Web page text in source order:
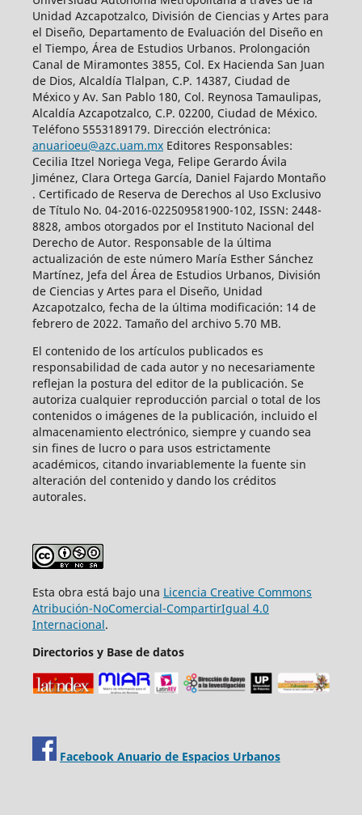
Unidad Azcapotzalco, División de Ciencias y Artes para
el Diseño, Departamento de Evaluación del Diseño en
el Tiempo, Área de Estudios Urbanos. Prolongación
Canal de Miramontes 3855, Col. Ex Hacienda San Juan
de Dios, Alcaldía Tlalpan, C.P. 14387, Ciudad de
México y Av. San Pablo 180, Col. Reynosa Tamaulipas,
Alcaldía Azcapotzalco, C.P. 02200, Ciudad de México.
Teléfono 5553189179. Dirección electrónica:
anuarioeu@azc.uam.mxEditores Responsables:
Cecilia Itzel Noriega Vega, Felipe Gerardo Ávila
Jiménez, Clara Ortega García, Daniel Fajardo Montaño
. Certificado de Reserva de Derechos al Uso Exclusivo
de Título No. 04-2016-022509581900-102, ISSN: 2448-
8828, ambos otorgados por el Instituto Nacional del
Derecho de Autor. Responsable de la última
actualización de este número María Esther Sánchez
Martínez, Jefa del Área de Estudios Urbanos, División
de Ciencias y Artes para el Diseño, Unidad
Azcapotzalco, fecha de la última modificación: 14 de
febrero de 2022. Tamaño del archivo 5.70 MB.
El contenido de los artículos publicados es
responsabilidad de cada autor y no necesariamente
reflejan la postura del editor de la publicación. Se
autoriza cualquier reproducción parcial o total de los
contenidos o imágenes de la publicación, incluido el
almacenamiento electrónico, siempre y cuando sea
sin fines de lucro o para usos estrictamente
académicos, citando invariablemente la fuente sin
alteración del contenido y dando los créditos
autorales.
Esta obra está bajo una Licencia Creative Commons
Atribución-NoComercial-CompartirIgual 4.0
Internacional.
Directorios y Base de datos
Facebook Anuario de Espacios Urbanos